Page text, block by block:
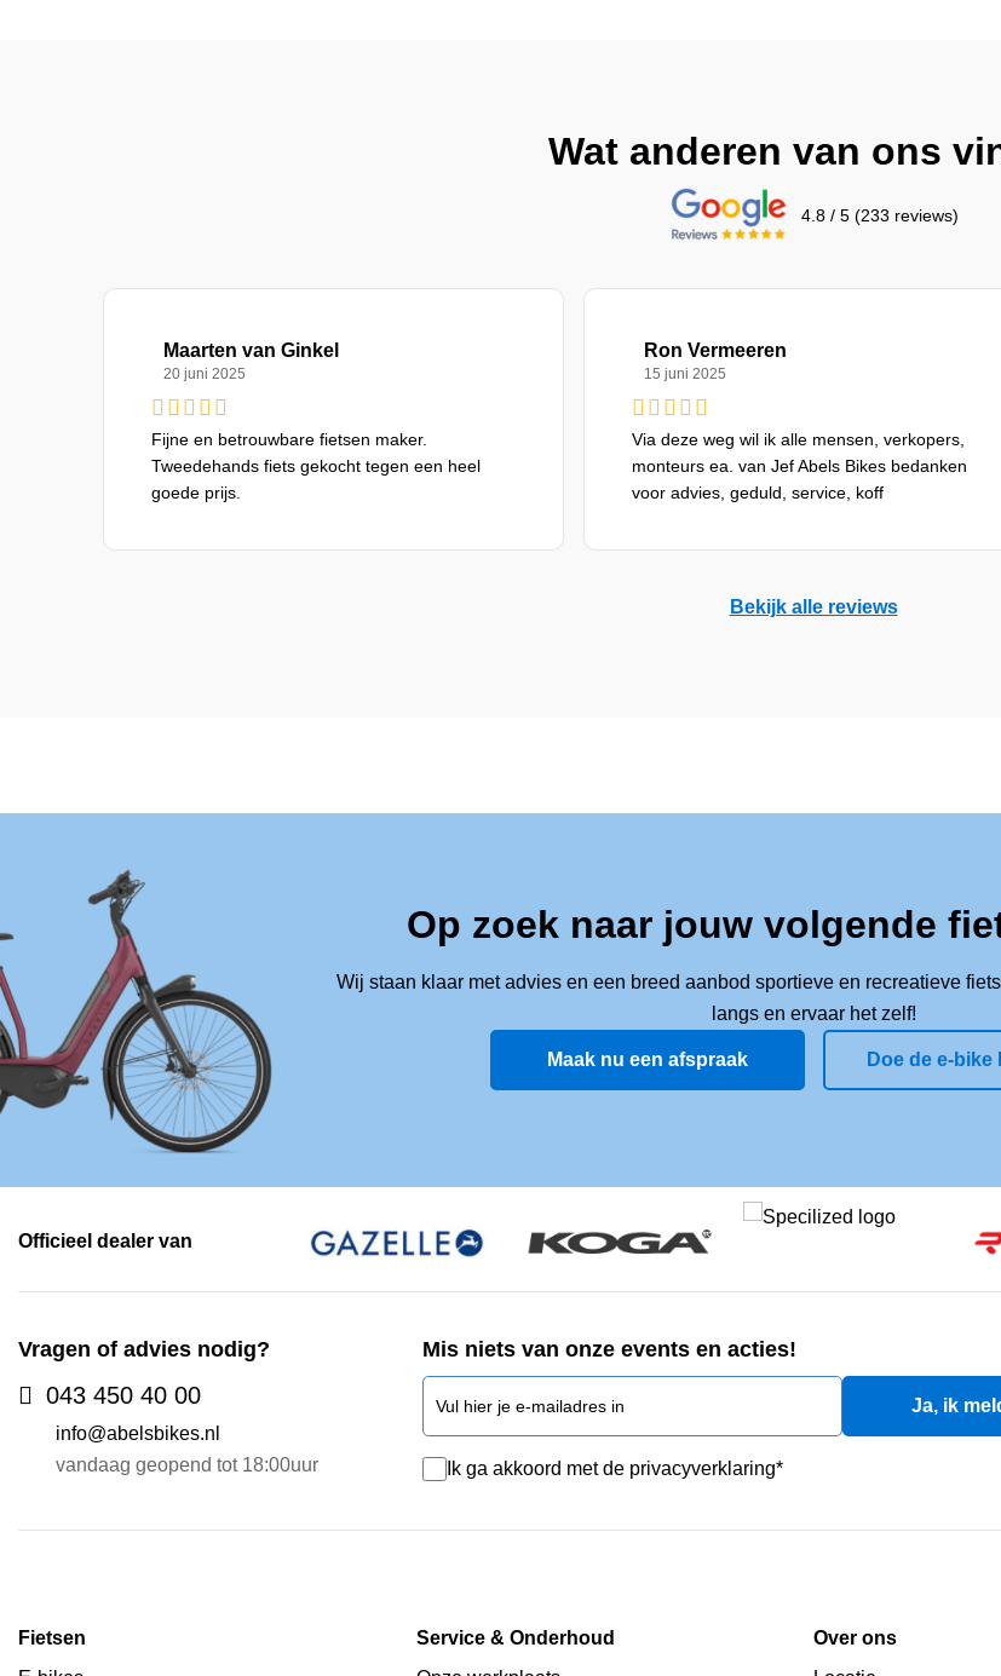
Wat anderen van ons
4.8 / 5 (233 reviews)
Maarten van Ginkel
20 juni 2025
Fijne en betrouwbare fietsen maker.
Tweedehands fiets gekocht tegen een heel
goede prijs.
Ron Vermeeren
15 juni 2025
Via deze weg wil ik alle mensen, verkopers,
monteurs ea. van Jef Abels Bikes bedanken
voor advies, geduld, service, koff
Bekijk alle reviews
Op zoek naar jouw volgende
Wij staan klaar met advies en een breed aanbod sportieve en recreatieve
langs en ervaar het zelf!
Maak nu een afspraak Doe de e-bike
Officieel dealer van
Vragen of advies nodig?
043 450 40 00
info@abelsbikes.nl
vandaag geopend tot 18:00uur
Mis niets van onze events en acties!
Ik ga akkoord met de privacyverklaring*
Fietsen
Service & Onderhoud
Over ons